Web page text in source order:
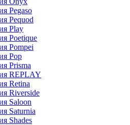
Pegaso
Pequod
Play
Poetique
Pompei
Pop
Prisma
REPLAY
Retina
Riverside
Saloon
Saturnia
Shades